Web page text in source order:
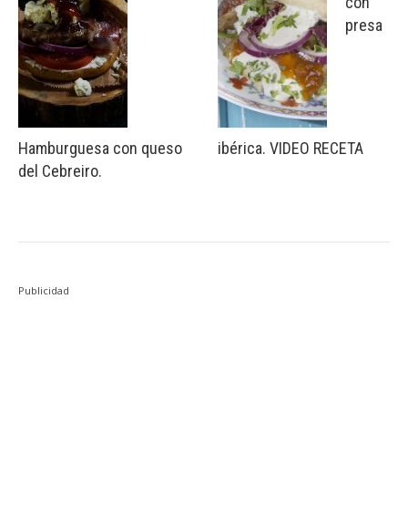
Hamburguesa con queso
del Cebreiro.
presa
ibérica. VIDEO RECETA
Publicidad